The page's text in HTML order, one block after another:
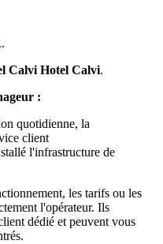
.
Calvi Hotel Calvi.
:
quotidienne, la
client
l'infrastructure de
les tarifs ou les
l'opérateur. Ils
dédié et peuvent vous